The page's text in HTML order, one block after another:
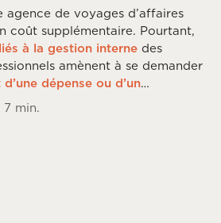
agence de voyages d’affaires
coût supplémentaire. Pourtant,
à la gestion interne des
amènent à se demander
dépense ou d’un
7 min.